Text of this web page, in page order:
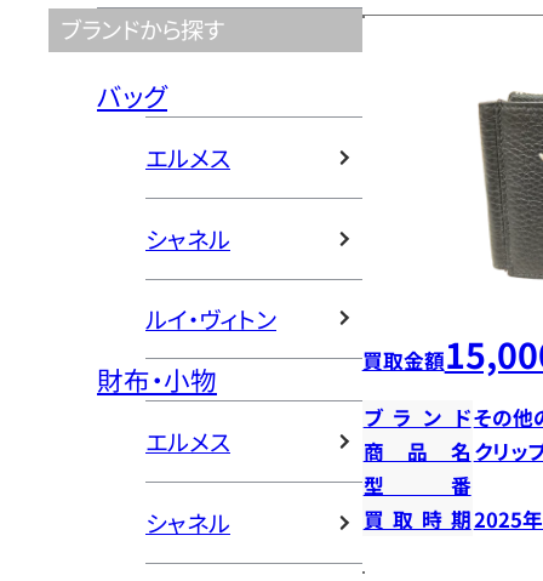
ブランドから探す
バッグ
エルメス
シャネル
ルイ・ヴィトン
財布・小物
エルメス
シャネル
買取金額
ブランドその他
商品名 クリッ
型番
買取時期2025